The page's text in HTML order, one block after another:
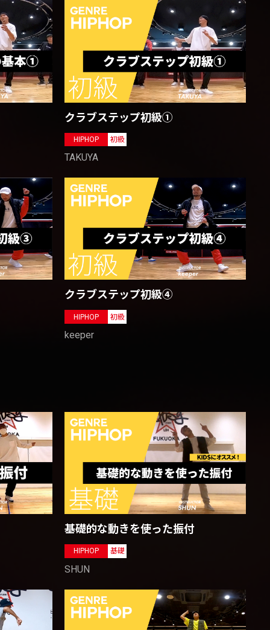
クラブステップ初級①
HIPHOP 初級
TAKUYA
クラブステップ初級④
HIPHOP 初級
keeper
基礎的な動きを使った振付
HIPHOP 基礎
SHUN